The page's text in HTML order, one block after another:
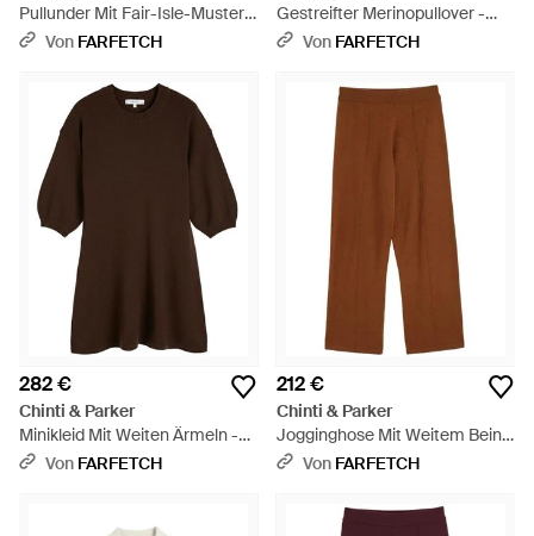
Pullunder Mit Fair-Isle-Muster -
WeißVon FARFETCH
Gestreifter Merinopullover -
BlauVon FARFETCH
282 €
Chinti & Parker
Minikleid Mit Weiten Ärmeln -
Braun
Von FARFETCH
212 €
Chinti & Parker
Jogginghose Mit Weitem Bein -
Braun
Von FARFETCH